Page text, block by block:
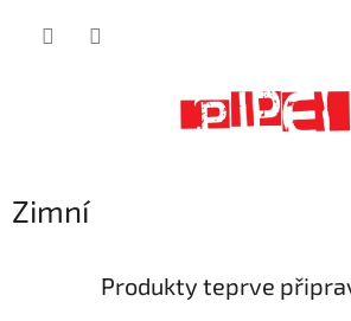
Zimní
Produkty teprve